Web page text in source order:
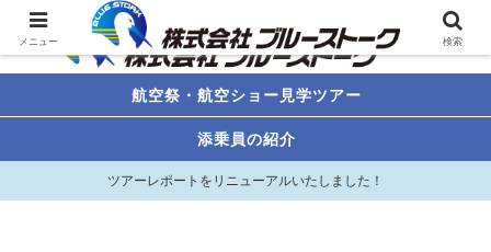
航空祭・航空ショー見学ツアー
添乗員の紹介
ツアーレポートをリニューアルいたしました！
メニュー 検索